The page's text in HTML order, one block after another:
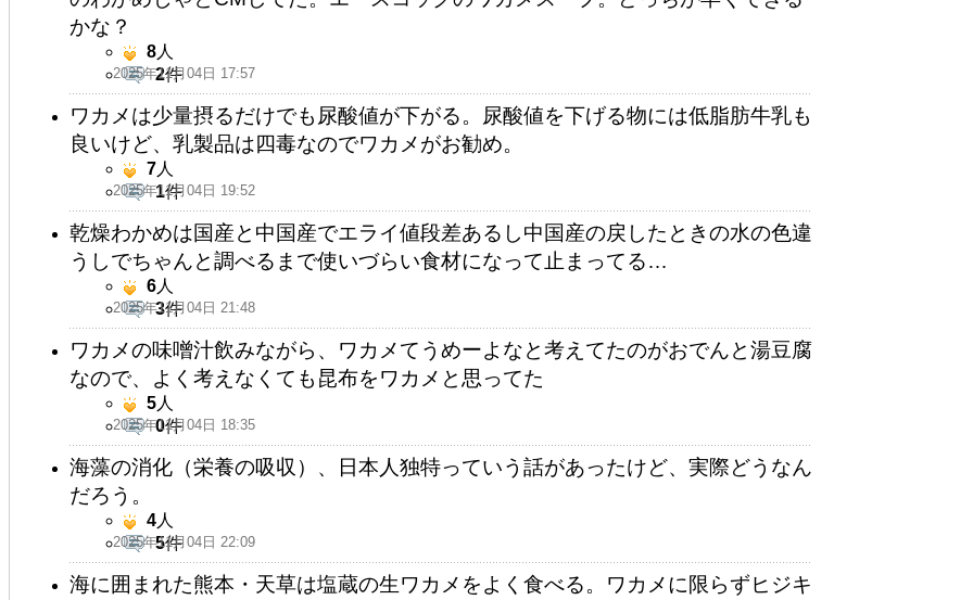
かな？
2025年11月04日 17:57
8人
2件
ワカメは少量摂るだけでも尿酸値が下がる。尿酸値を下げる物には低脂肪牛乳も
良いけど、乳製品は四毒なのでワカメがお勧め。
2025年11月04日 19:52
7人
1件
乾燥わかめは国産と中国産でエライ値段差あるし中国産の戻したときの水の色違
うしでちゃんと調べるまで使いづらい食材になって止まってる…
2025年11月04日 21:48
6人
3件
ワカメの味噌汁飲みながら、ワカメてうめーよなと考えてたのがおでんと湯豆腐
なので、よく考えなくても昆布をワカメと思ってた
2025年11月04日 18:35
5人
0件
海藻の消化（栄養の吸収）、日本人独特っていう話があったけど、実際どうなん
だろう。
2025年11月04日 22:09
4人
5件
海に囲まれた熊本・天草は塩蔵の生ワカメをよく食べる。ワカメに限らずヒジキ